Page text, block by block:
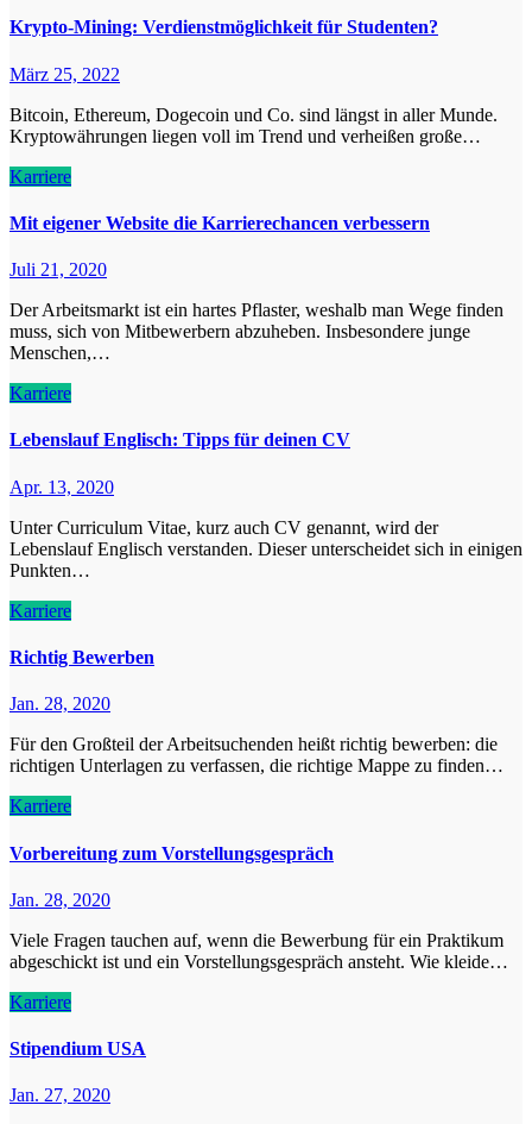
Krypto-Mining: Verdienstmöglichkeit für Studenten?
März 25, 2022
Bitcoin, Ethereum, Dogecoin und Co. sind längst in aller Munde.
Kryptowährungen liegen voll im Trend und verheißen große…
Karriere
Mit eigener Website die Karrierechancen verbessern
Juli 21, 2020
Der Arbeitsmarkt ist ein hartes Pflaster, weshalb man Wege finden
muss, sich von Mitbewerbern abzuheben. Insbesondere junge
Menschen,…
Karriere
Lebenslauf Englisch: Tipps für deinen CV
Apr. 13, 2020
Unter Curriculum Vitae, kurz auch CV genannt, wird der
Lebenslauf Englisch verstanden. Dieser unterscheidet sich in einigen
Punkten…
Karriere
Richtig Bewerben
Jan. 28, 2020
Für den Großteil der Arbeitsuchenden heißt richtig bewerben: die
richtigen Unterlagen zu verfassen, die richtige Mappe zu finden…
Karriere
Vorbereitung zum Vorstellungsgespräch
Jan. 28, 2020
Viele Fragen tauchen auf, wenn die Bewerbung für ein Praktikum
abgeschickt ist und ein Vorstellungsgespräch ansteht. Wie kleide…
Karriere
Stipendium USA
Jan. 27, 2020